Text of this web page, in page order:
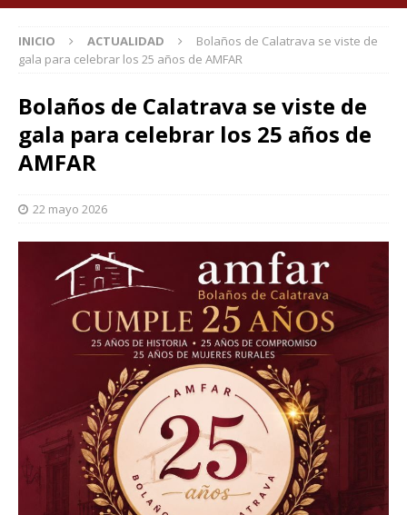
INICIO ACTUALIDAD
Bolaños de Calatrava se viste de
gala para celebrar los 25 años de AMFAR
Bolaños de Calatrava se viste de
gala para celebrar los 25 años de
AMFAR
22 mayo 2026